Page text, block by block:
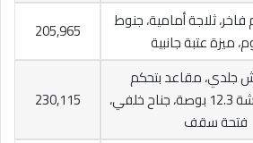
فاخر، ثلاجة أمامية، جنوط
ميزة عتبة جانبية
205,965
جلدي، مقاعد بتحكم
كهربائي، شاشة 12.3 بوصة، جناح خلفي،
فتحة سقف
230,115